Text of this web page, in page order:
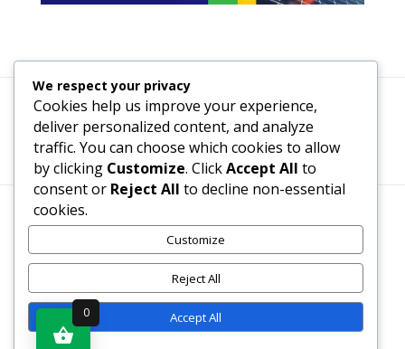
Termeni, Condiții & Protecția Datelor (GDPR)
www.recenzii-carti.ro ©2026 Toate drepturile rezervate
Site realizat de
We respect your privacy
Cookies help us improve your experience,
deliver personalized content, and analyze
traffic. You can choose which cookies to allow
by clicking Customize. ClickAccept All to
consent or Reject All to decline non-essential
cookies.
Customize
Reject All
Accept All
0